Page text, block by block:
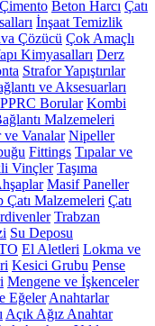
Çimento Beton Harcı Çatı
İnşaat Temizlik
Çözücü Çok Amaçlı
Kimyasalları Derz
Strafor Yapıştırılar
ve Aksesuarları
PPRC Borular Kombi
Malzemeleri
ve Vanalar Nipeller
Fittings Tıpalar ve
Vinçler Taşıma
Masif Paneller
Çatı Malzemeleri Çatı
Trabzan
Su Deposu
El Aletleri Lokma ve
Kesici Grubu Pense
Mengene ve İşkenceler
Eğeler Anahtarlar
Açık Ağız Anahtar